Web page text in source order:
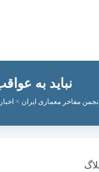
نباید به
انجمن مفاخر معماری ایران >